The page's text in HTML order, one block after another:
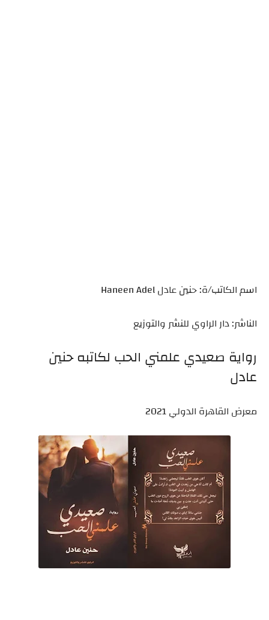
اسم الكاتب/ة: حنين عادل Haneen Adel
الناشر: دار الراوي للنشر والتوزيع
رواية صعيدي علمني الحب لكاتبه حنين
عادل
معرض القاهرة الدولي 2021